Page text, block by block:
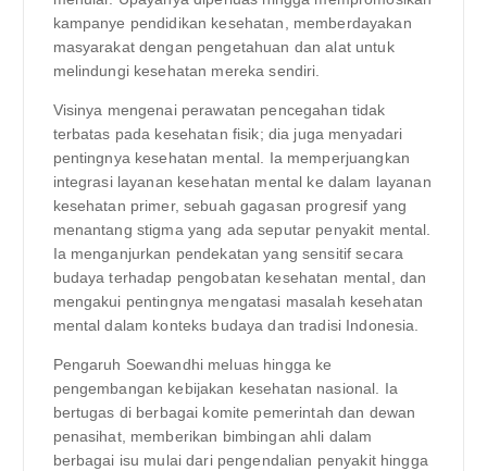
kampanye pendidikan kesehatan, memberdayakan
masyarakat dengan pengetahuan dan alat untuk
melindungi kesehatan mereka sendiri.
Visinya mengenai perawatan pencegahan tidak
terbatas pada kesehatan fisik; dia juga menyadari
pentingnya kesehatan mental. Ia memperjuangkan
integrasi layanan kesehatan mental ke dalam layanan
kesehatan primer, sebuah gagasan progresif yang
menantang stigma yang ada seputar penyakit mental.
Ia menganjurkan pendekatan yang sensitif secara
budaya terhadap pengobatan kesehatan mental, dan
mengakui pentingnya mengatasi masalah kesehatan
mental dalam konteks budaya dan tradisi Indonesia.
Pengaruh Soewandhi meluas hingga ke
pengembangan kebijakan kesehatan nasional. Ia
bertugas di berbagai komite pemerintah dan dewan
penasihat, memberikan bimbingan ahli dalam
berbagai isu mulai dari pengendalian penyakit hingga